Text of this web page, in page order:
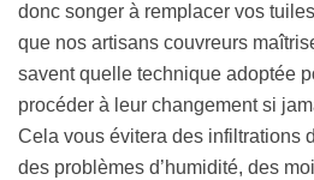
donc songer à remplacer vos
que nos artisans couvreurs
savent quelle technique adoptée
procéder à leur changement si
Cela vous évitera des infiltrations
des problèmes d’humidité, des